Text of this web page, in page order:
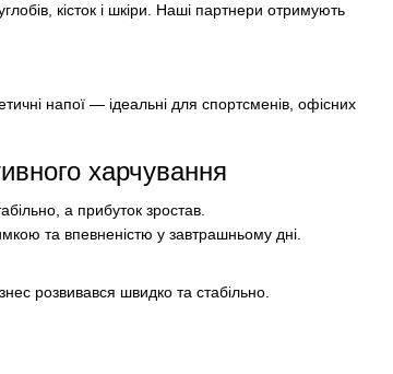
кісток і шкіри. Наші партнери отримують
напої — ідеальні для спортсменів, офісних
харчування
а прибуток зростав.
та впевненістю у завтрашньому дні.
розвивався швидко та стабільно.